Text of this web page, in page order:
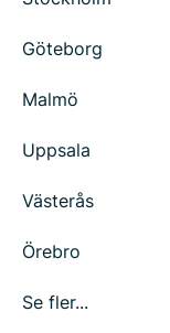
Göteborg
Malmö
Uppsala
Västerås
Örebro
Se fler...